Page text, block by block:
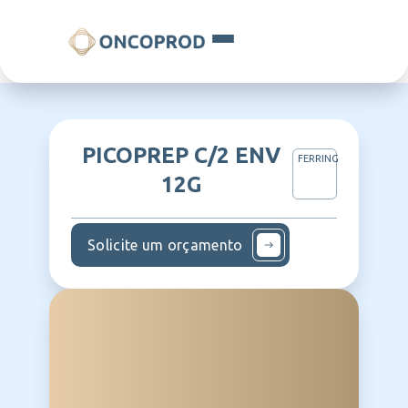
PICOPREP C/2 ENV
12G
FERRING
Solicite um orçamento